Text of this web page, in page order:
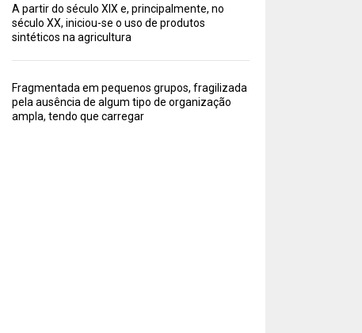
A partir do século XIX e, principalmente, no
século XX, iniciou-se o uso de produtos
sintéticos na agricultura
Fragmentada em pequenos grupos, fragilizada
pela ausência de algum tipo de organização
ampla, tendo que carregar